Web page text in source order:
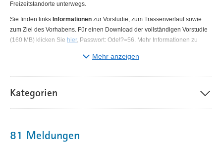
Freizeitstandorte unterwegs.
Sie finden links Informationen zur Vorstudie, zum Trassenverlauf sowie
zum Ziel des Vorhabens. Für einen Download der vollständigen Vorstudie
(160 MB) klicken Sie hier, Passwort: Ode!?=56. Mehr Informationen zu
Ihre Anmerkungenkönnen Sie durch den blauen Button "Ihre
ausklappbare Legende oben rechts in der Karte. Die Verkehrsplaner sind
an Ihrer lokalen Expertise interessiert. Alle Ihre Hinweise und Anregungen
die eingehenden Hinweise und Anregungen in thematischen Blöcken
Mehr anzeigen
Kategorien
81 Meldungen